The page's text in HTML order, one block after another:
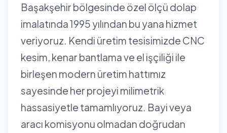
Başakşehir bölgesinde özel ölçü dolap
imalatında 1995 yılından bu yana hizmet
veriyoruz. Kendi üretim tesisimizde CNC
kesim, kenar bantlama ve el işçiliği ile
birleşen modern üretim hattımız
sayesinde her projeyi milimetrik
hassasiyetle tamamlıyoruz. Bayi veya
aracı komisyonu olmadan doğrudan